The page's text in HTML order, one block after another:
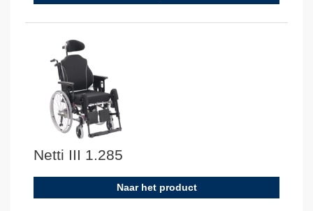
Netti III 1.285
Naar het product